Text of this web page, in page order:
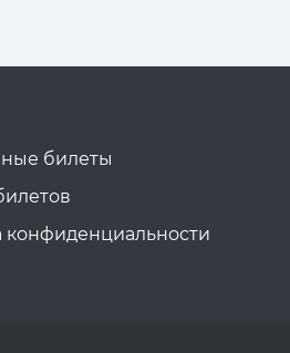
билеты
конфиденциальности